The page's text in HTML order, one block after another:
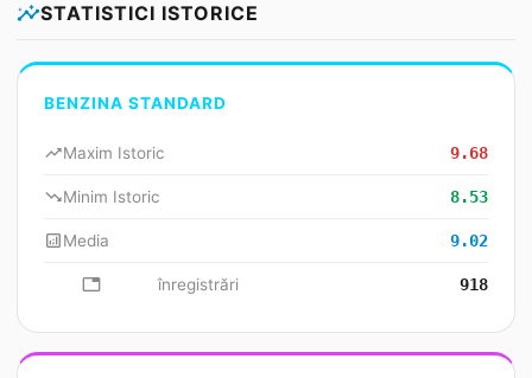
insightsSTATISTICI ISTORICE
BENZINA STANDARD
trending_upMaxim Istoric 9.68
trending_downMinim Istoric 8.53
analyticsMedia 9.02
database înregistrări 918